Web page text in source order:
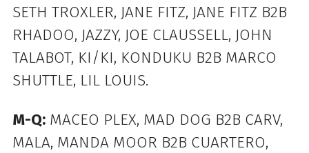
SETH TROXLER, JANE FITZ, JANE FITZ B2B
RHADOO, JAZZY, JOE CLAUSSELL, JOHN
TALABOT, KI/KI, KONDUKU B2B MARCO
SHUTTLE, LIL LOUIS.
M-Q:MACEO PLEX, MAD DOG B2B CARV,
MALA, MANDA MOOR B2B CUARTERO,